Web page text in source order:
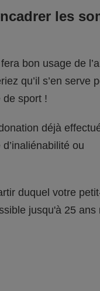
les
bon usage de
qu’il s’en serve
de sport !
déjà
ou
duquel votre
jusqu'à 25 ans